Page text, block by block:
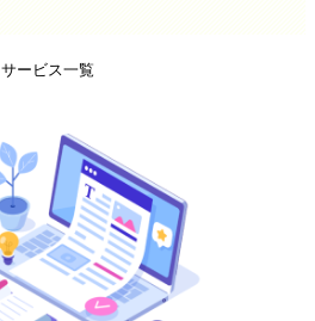
サービス一覧